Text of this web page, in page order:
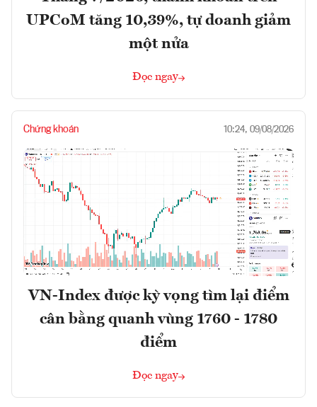
UPCoM tăng 10,39%, tự doanh giảm
một nửa
Đọc ngay
Chứng khoán 10:24, 09/08/2026
VN-Index được kỳ vọng tìm lại điểm
cân bằng quanh vùng 1760 - 1780
điểm
Đọc ngay